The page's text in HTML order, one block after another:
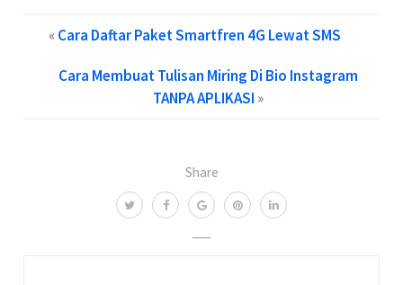
Share
«Cara Daftar Paket Smartfren 4G Lewat SMS
Cara Membuat Tulisan Miring Di Bio Instagram
TANPA APLIKASI »